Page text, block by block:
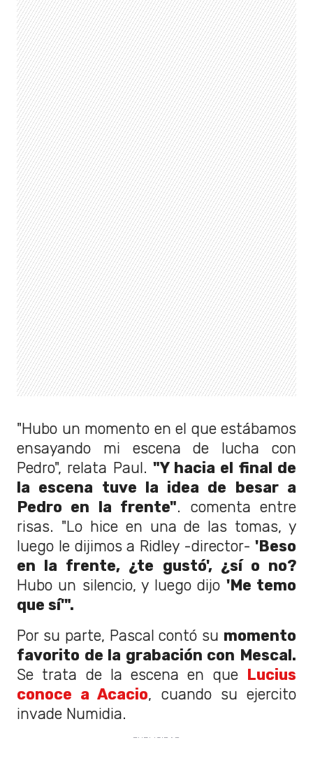
"Hubo un momento en el que estábamos
ensayando mi escena de lucha con
Pedro", relata Paul. "Y hacia el final de
la escena tuve la idea de besar a
Pedro en la frente". comenta entre
risas. "Lo hice en una de las tomas, y
luego le dijimos a Ridley -director- 'Beso
en la frente, ¿te gustó', ¿sí o no?
Hubo un silencio, y luego dijo 'Me temo
que sí'".
Por su parte, Pascal contó su momento
favorito de la grabación con Mescal.
Se trata de la escena en que Lucius
conoce a Acacio, cuando su ejercito
invade Numidia.